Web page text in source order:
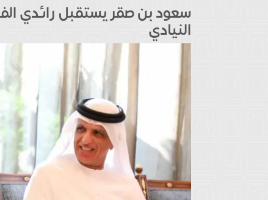
سعود بن صقر يستقبل رائدي
النيادي